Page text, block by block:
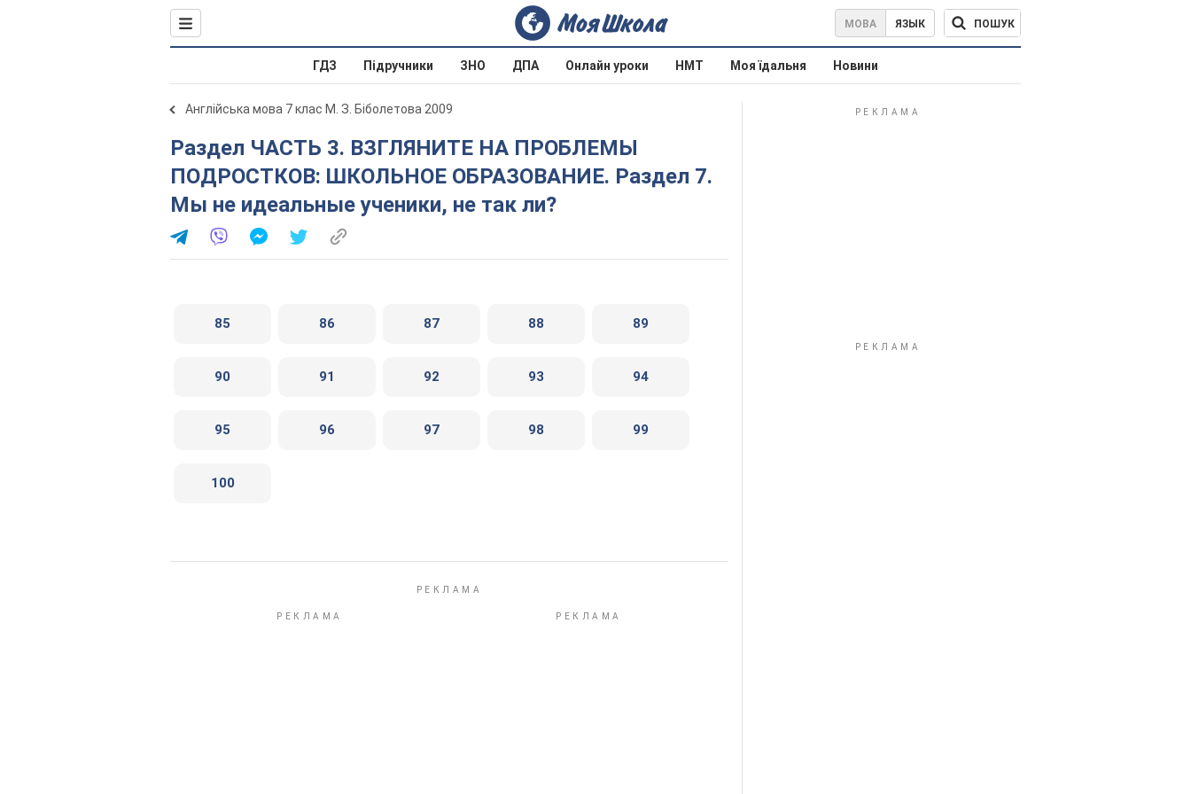
МОВА ЯЗЫК ПОШУК
ГДЗ Підручники ЗНО ДПА Онлайн уроки НМТ Моя їдальня Новини
Англійська мова 7 клас М. З. Біболетова 2009
Раздел ЧАСТЬ 3. ВЗГЛЯНИТЕ НА ПРОБЛЕМЫ
ПОДРОСТКОВ: ШКОЛЬНОЕ ОБРАЗОВАНИЕ. Раздел 7.
Мы не идеальные ученики, не так ли?
85 86 87 88 89
90 91 92 93 94
95 96 97 98 99
100